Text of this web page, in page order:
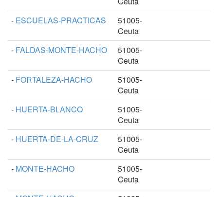
- ESCUELAS-PRACTICAS
51005-
Ceuta
- FALDAS-MONTE-HACHO
51005-
Ceuta
- FORTALEZA-HACHO
51005-
Ceuta
- HUERTA-BLANCO
51005-
Ceuta
- HUERTA-DE-LA-CRUZ
51005-
Ceuta
- MONTE-HACHO
51005-
Ceuta